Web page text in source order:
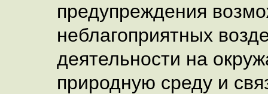
предупреждения
неблагоприятных
деятельности на
природную среду и